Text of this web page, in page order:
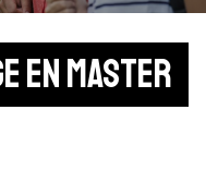
en Master